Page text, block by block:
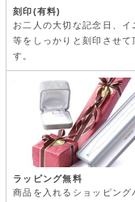
刻印(有料)
お二人の大切な記念日、イ
等をしっかりと刻印させて
す。
ラッピング無料
商品を入れるショッピング